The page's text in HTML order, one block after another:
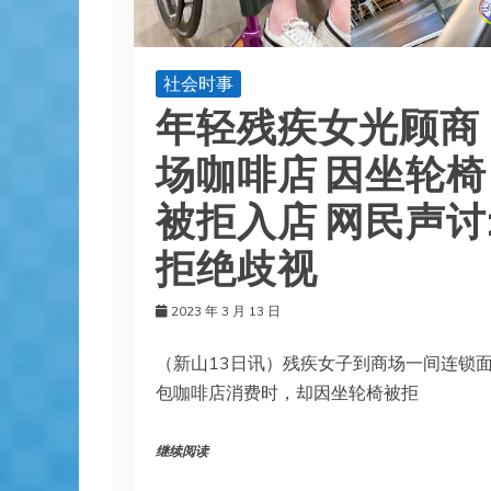
社会时事
年轻残疾女光顾商
场咖啡店 因坐轮椅
被拒入店 网民声
拒绝歧视
2023 年 3 月 13 日
（新山13日讯）残疾女子到商场一间连锁
包咖啡店消费时，却因坐轮椅被拒
继续阅读